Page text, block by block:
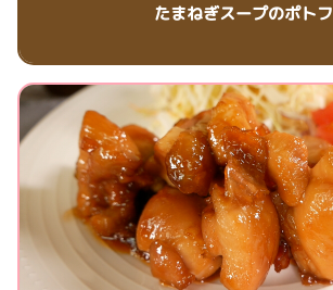
たまねぎスープのポトフ